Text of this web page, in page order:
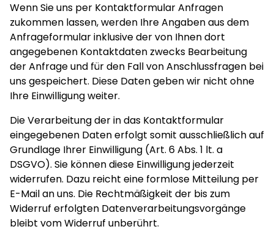
Wenn Sie uns per Kontaktformular Anfragen
zukommen lassen, werden Ihre Angaben aus dem
Anfrageformular inklusive der von Ihnen dort
angegebenen Kontaktdaten zwecks Bearbeitung
der Anfrage und für den Fall von Anschlussfragen bei
uns gespeichert. Diese Daten geben wir nicht ohne
Ihre Einwilligung weiter.
Die Verarbeitung der in das Kontaktformular
eingegebenen Daten erfolgt somit ausschließlich auf
Grundlage Ihrer Einwilligung (Art. 6 Abs. 1 lt. a
DSGVO). Sie können diese Einwilligung jederzeit
widerrufen. Dazu reicht eine formlose Mitteilung per
E-Mail an uns. Die Rechtmäßigkeit der bis zum
Widerruf erfolgten Datenverarbeitungsvorgänge
bleibt vom Widerruf unberührt.